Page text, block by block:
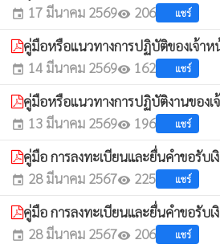
event 17 มีนาคม 2569visibility 206 แชร์
คู่มือหรือแนวทางการปฏิบัติของเจ้า
event 14 มีนาคม 2569visibility 162 แชร์
คู่มือหรือแนวทางการปฏิบัติงานของ
event 13 มีนาคม 2569visibility 196 แชร์
คู่มือ การลงทะเบียนและยื่นคำขอรับเ
event 28 มีนาคม 2567visibility 225 แชร์
คู่มือ การลงทะเบียนและยื่นคำขอรับเ
event 28 มีนาคม 2567visibility 206 แชร์